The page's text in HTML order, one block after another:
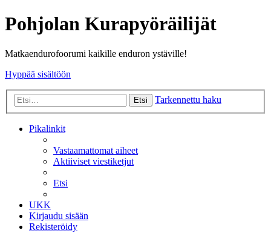
Pohjolan Kurapyöräilijät
Matkaendurofoorumi kaikille enduron ystäville!
Hyppää sisältöön
Etsi Tarkennettu haku
Pikalinkit
Vastaamattomat aiheet
Aktiiviset viestiketjut
Etsi
UKK
Kirjaudu sisään
Rekisteröidy